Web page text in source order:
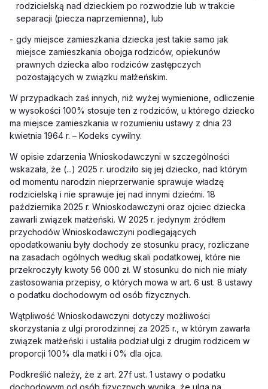
rodzicielską nad dzieckiem po rozwodzie lub w trakcie
separacji (piecza naprzemienna), lub
- gdy miejsce zamieszkania dziecka jest takie samo jak
miejsce zamieszkania obojga rodziców, opiekunów
prawnych dziecka albo rodziców zastępczych
pozostających w związku małżeńskim.
W przypadkach zaś innych, niż wyżej wymienione, odliczenie
w wysokości 100% stosuje ten z rodziców, u którego dziecko
ma miejsce zamieszkania w rozumieniu ustawy z dnia 23
kwietnia 1964 r. – Kodeks cywilny.
W opisie zdarzenia Wnioskodawczyni w szczególności
wskazała, że (...) 2025 r. urodziło się jej dziecko, nad którym
od momentu narodzin nieprzerwanie sprawuje władzę
rodzicielską i nie sprawuje jej nad innymi dziećmi. 18
października 2025 r. Wnioskodawczyni oraz ojciec dziecka
zawarli związek małżeński. W 2025 r. jedynym źródłem
przychodów Wnioskodawczyni podlegających
opodatkowaniu były dochody ze stosunku pracy, rozliczane
na zasadach ogólnych według skali podatkowej, które nie
przekroczyły kwoty 56 000 zł. W stosunku do nich nie miały
zastosowania przepisy, o których mowa w art. 6 ust. 8 ustawy
o podatku dochodowym od osób fizycznych.
Wątpliwość Wnioskodawczyni dotyczy możliwości
skorzystania z ulgi prorodzinnej za 2025 r., w którym zawarła
związek małżeński i ustaliła podział ulgi z drugim rodzicem w
proporcji 100% dla matki i 0% dla ojca.
Podkreślić należy, że z art. 27f ust. 1 ustawy o podatku